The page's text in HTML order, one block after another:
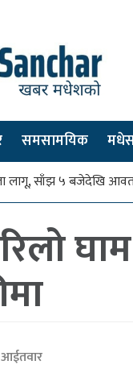
समसामयिक
लागू, साँझ ५ बजेदेखि